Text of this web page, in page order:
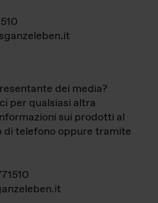
dei media?
per qualsiasi altra
sui prodotti al
di telefono oppure tramite